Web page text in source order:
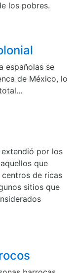
los pobres.
españolas se
de México, lo
por los
que
de ricas
sitios que